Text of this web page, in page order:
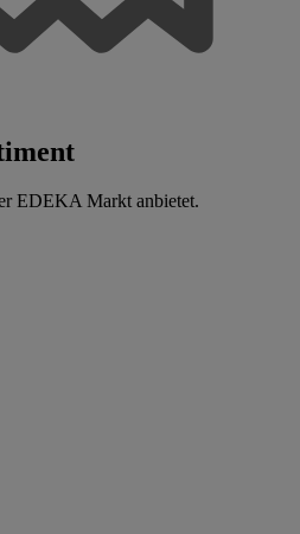
EDEKA Markt anbietet.